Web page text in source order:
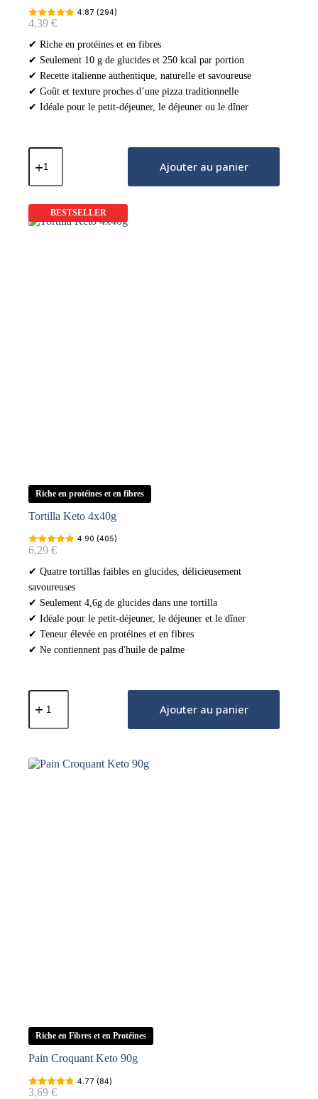
4.87 (294)
4,39 €
✔ Riche en protéines et en fibres
✔ Seulement 10 g de glucides et 250 kcal par portion
✔ Recette italienne authentique, naturelle et savoureuse
✔ Goût et texture proches d’une pizza traditionnelle
✔ Idéale pour le petit-déjeuner, le déjeuner ou le dîner
quantité
de
de
Italienne
Keto
Ajouter au panier
Riche en protéines et en fibres
BESTSELLER
Tortilla Keto 4x40g
4.90 (405)
6,29 €
✔ Quatre tortillas faibles en glucides, délicieusement
savoureuses
✔ Seulement 4,6g de glucides dans une tortilla
✔ Idéale pour le petit-déjeuner, le déjeuner et le dîner
✔ Teneur élevée en protéines et en fibres
✔ Ne contiennent pas d'huile de palme
quantité
de
Keto
Ajouter au panier
Riche en Fibres et en Protéines
Pain Croquant Keto 90g
4.77 (84)
3,69 €